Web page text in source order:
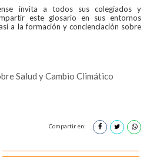
invita a todos sus colegiados y
este glosario en sus entornos
a la formación y concienciación sobre
Salud y Cambio Climático
Compartir en: